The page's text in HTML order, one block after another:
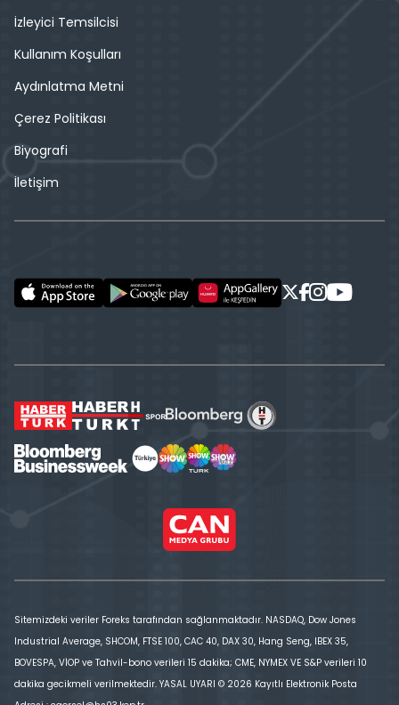
İzleyici Temsilcisi
Kullanım Koşulları
Aydınlatma Metni
Çerez Politikası
Biyografi
İletişim
Sitemizdeki veriler Foreks tarafından sağlanmaktadır. NASDAQ, Dow Jones
Industrial Average, SHCOM, FTSE 100, CAC 40, DAX 30, Hang Seng, IBEX 35,
BOVESPA, VİOP ve Tahvil-bono verileri 15 dakika; CME, NYMEX VE S&P verileri 10
dakika gecikmeli verilmektedir. YASAL UYARI © 2026 Kayıtlı Elektronik Posta